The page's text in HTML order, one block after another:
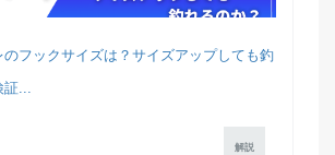
のフックサイズは？サイズアップしても釣
...
解説